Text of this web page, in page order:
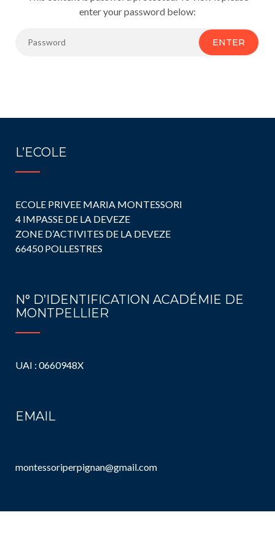
enter your password below:
ENTER
L’ECOLE
ECOLE PRIVEE MARIA MONTESSORI
4 IMPASSE DE LA DEVEZE
ZONE D’ACTIVITES DE LA DEVEZE
66450 POLLESTRES
N° D’IDENTIFICATION ACADÉMIE DE
MONTPELLIER
UAI : 0660948X
EMAIL
montessoriperpignan@gmail.com